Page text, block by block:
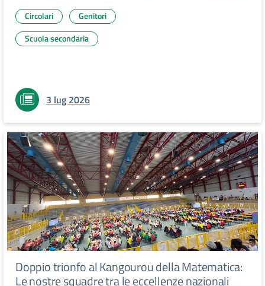
Circolari
Genitori
Scuola secondaria
3 lug 2026
Doppio trionfo al Kangourou della Matematica:
Le nostre squadre tra le eccellenze nazionali